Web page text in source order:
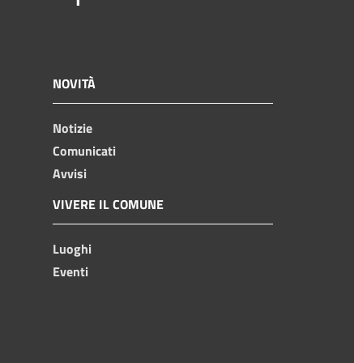
NOVITÀ
Notizie
Comunicati
Avvisi
VIVERE IL COMUNE
Luoghi
Eventi